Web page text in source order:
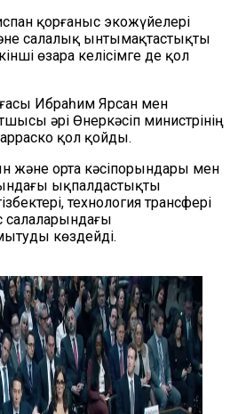
қорғаныс экожүйелері
салалық ынтымақтастықты
өзара келісімге де қол
Ибраһим Ярсан мен
әрі Өнеркәсіп министрінің
қол қойды.
және орта кәсіпорындары мен
ықпалдастықты
технология трансфері
салаларындағы
көздейді.